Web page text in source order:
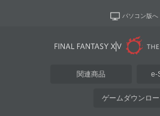
パソコン版へ
関連商品 e-
ゲームダウンロ